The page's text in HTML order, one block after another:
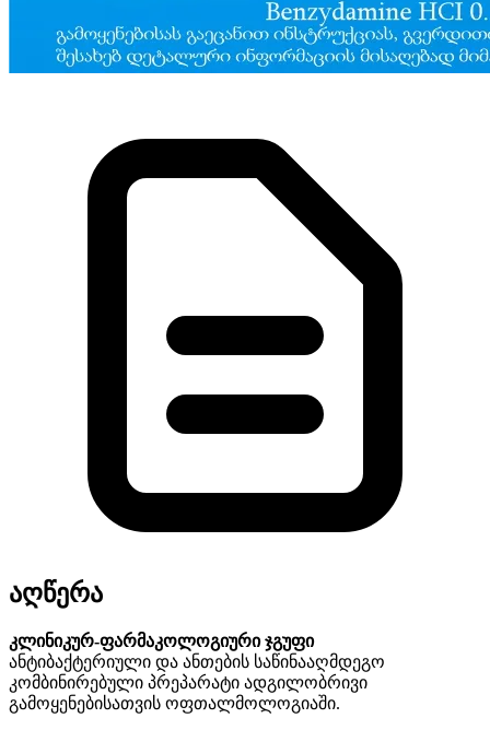
აღწერა
კლინიკურ-ფარმაკოლოგიური ჯგუფი
ანტიბაქტერიული და ანთების საწინააღმდეგო
კომბინირებული პრეპარატი ადგილობრივი
გამოყენებისათვის ოფთალმოლოგიაში.